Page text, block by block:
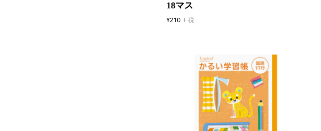
18マス
¥210 + 税